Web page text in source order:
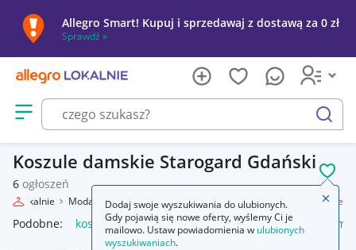
Allegro Smart! Kupuj i sprzedawaj z dostawą za 0 zł
Sprawdź »
Otwórz menu z kategoriami
szukaj
Koszule damskie Starogard Gdański
6 ogłoszeń
Lokalnie Moda Odzież, Obuwie, Dodatki Odzież damska Koszule
Podobne: koszule anda47 koszule poporodowe koszule
Dodaj swoje wyszukiwania do ulubionych.
Gdy pojawią się nowe oferty, wyślemy Ci je
mailowo. Ustaw powiadomienia w ulubionych
wyszukiwaniach.